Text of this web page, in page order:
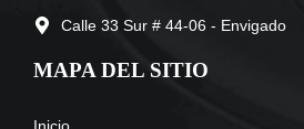
Calle 33 Sur # 44-06 - Envigado
MAPA DEL SITIO